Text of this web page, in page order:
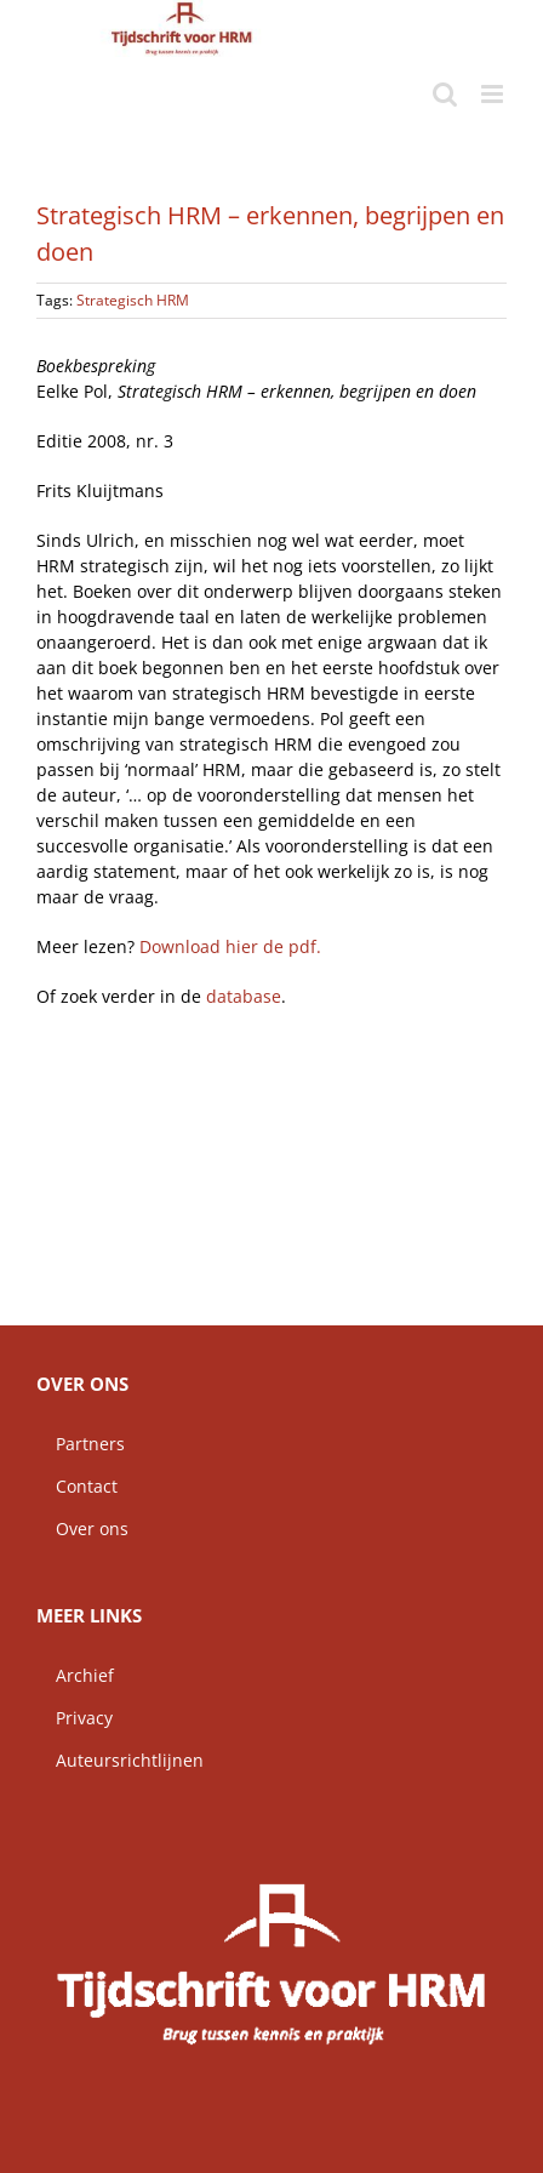
Strategisch HRM – erkennen, begrijpen en
doen
Tags:Strategisch HRM
Boekbespreking
Eelke Pol, Strategisch HRM – erkennen, begrijpen en doen
Editie 2008, nr. 3
Frits Kluijtmans
Sinds Ulrich, en misschien nog wel wat eerder, moet
HRM strategisch zijn, wil het nog iets voorstellen, zo lijkt
het. Boeken over dit onderwerp blijven doorgaans steken
in hoogdravende taal en laten de werkelijke problemen
onaangeroerd. Het is dan ook met enige argwaan dat ik
aan dit boek begonnen ben en het eerste hoofdstuk over
het waarom van strategisch HRM bevestigde in eerste
instantie mijn bange vermoedens. Pol geeft een
omschrijving van strategisch HRM die evengoed zou
passen bij ‘normaal’ HRM, maar die gebaseerd is, zo stelt
de auteur, ‘… op de vooronderstelling dat mensen het
verschil maken tussen een gemiddelde en een
succesvolle organisatie.’ Als vooronderstelling is dat een
aardig statement, maar of het ook werkelijk zo is, is nog
maar de vraag.
Meer lezen? Download hier de pdf.
Of zoek verder in de database.
OVER ONS
Partners
Contact
Over ons
MEER LINKS
Archief
Privacy
Auteursrichtlijnen